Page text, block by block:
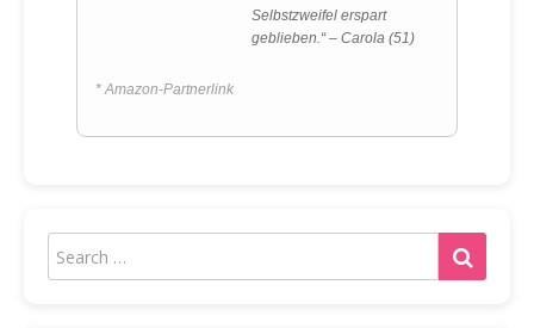
Selbstzweifel erspart
geblieben.“ – Carola (51)
* Amazon-Partnerlink